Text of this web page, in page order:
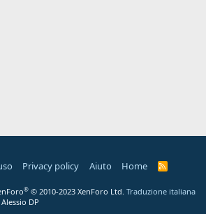
Privacy policy Aiuto Home
R
® © 2010-2023 XenForo Ltd. Traduzione italiana
DP